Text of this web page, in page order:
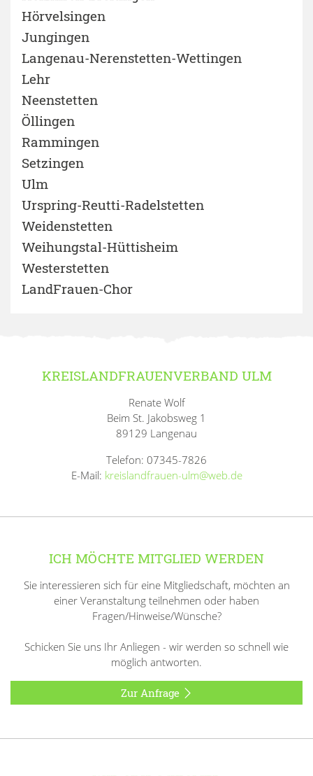
Hörvelsingen
Jungingen
Langenau-Nerenstetten-Wettingen
Lehr
Neenstetten
Öllingen
Rammingen
Setzingen
Ulm
Urspring-Reutti-Radelstetten
Weidenstetten
Weihungstal-Hüttisheim
Westerstetten
LandFrauen-Chor
KREISLANDFRAUENVERBAND ULM
Renate Wolf
Beim St. Jakobsweg 1
89129 Langenau
Telefon: 07345-7826
E-Mail: kreislandfrauen-ulm@web.de
ICH MÖCHTE MITGLIED WERDEN
Sie interessieren sich für eine Mitgliedschaft, möchten an
einer Veranstaltung teilnehmen oder haben
Fragen/Hinweise/Wünsche?
Schicken Sie uns Ihr Anliegen - wir werden so schnell wie
möglich antworten.
Zur Anfrage